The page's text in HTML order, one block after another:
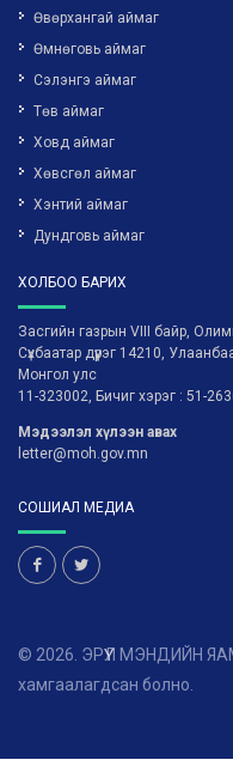
Өвөрхангай аймаг
Өмнөговь аймаг
Сэлэнгэ аймаг
Төв аймаг
Ховд аймаг
Хөвсгөл аймаг
Хэнтий аймаг
Дундговь аймаг
ХОЛБОО БАРИХ
Засгийн газрын VIII байр,
Сүхбаатар дүүрэг 14210,
Монгол улс
11-323002, Бичиг хэрэг : 51-
Мэдээлэл хүлээн авах
letter@moh.gov.mn
СОШИАЛ МЕДИА
© 2026. ЭРҮҮЛ МЭНДИЙН
хамгаалагдсан болно.